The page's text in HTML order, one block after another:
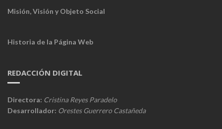
Misión, Visión y Objeto Social
Historia de la Página Web
REDACCIÓN DIGITAL
Directora: Cristina Reyes Paradelo
Desarrollador: Orestes Guerrero Castañeda